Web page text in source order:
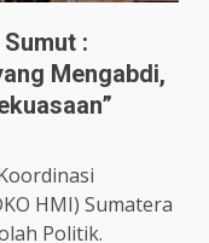
:
Mengabdi,
HMI) Sumatera
Politik.